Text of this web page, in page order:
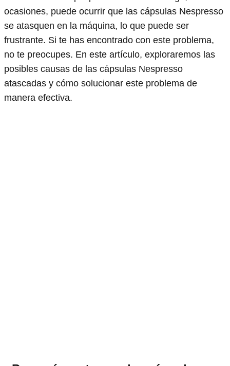
ocasiones, puede ocurrir que las cápsulas Nespresso
se atasquen en la máquina, lo que puede ser
frustrante. Si te has encontrado con este problema,
no te preocupes. En este artículo, exploraremos las
posibles causas de las cápsulas Nespresso
atascadas y cómo solucionar este problema de
manera efectiva.